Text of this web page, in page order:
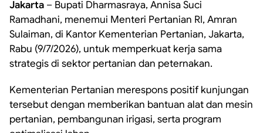
Jakarta – Bupati Dharmasraya, Annisa Suci
Ramadhani, menemui Menteri Pertanian RI, Amran
Sulaiman, di Kantor Kementerian Pertanian, Jakarta,
Rabu (9/7/2026), untuk memperkuat kerja sama
strategis di sektor pertanian dan peternakan.
Kementerian Pertanian merespons positif kunjungan
tersebut dengan memberikan bantuan alat dan mesin
pertanian, pembangunan irigasi, serta program